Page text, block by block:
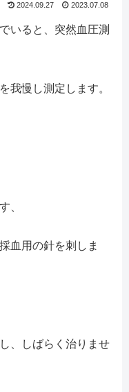
2024.09.27 2023.07.08
いると、突然血圧測
我慢し測定します。
、
血用の針を刺しま
、しばらく治りませ